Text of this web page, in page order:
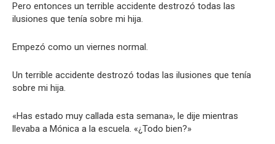
Pero entonces un terrible accidente destrozó todas las
ilusiones que tenía sobre mi hija.
Empezó como un viernes normal.
Un terrible accidente destrozó todas las ilusiones que tenía
sobre mi hija.
«Has estado muy callada esta semana», le dije mientras
llevaba a Mónica a la escuela. «¿Todo bien?»